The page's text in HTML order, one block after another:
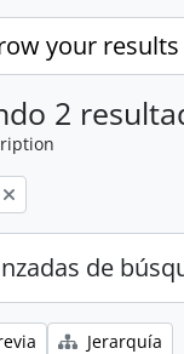
your results
2
de
Jerarquía